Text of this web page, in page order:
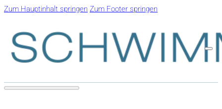
Zum Hauptinhalt springen Zum Footer springen